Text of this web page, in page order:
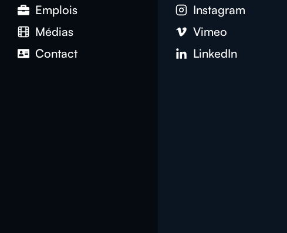
Emplois
Médias
Contact
Instagram
Vimeo
LinkedIn